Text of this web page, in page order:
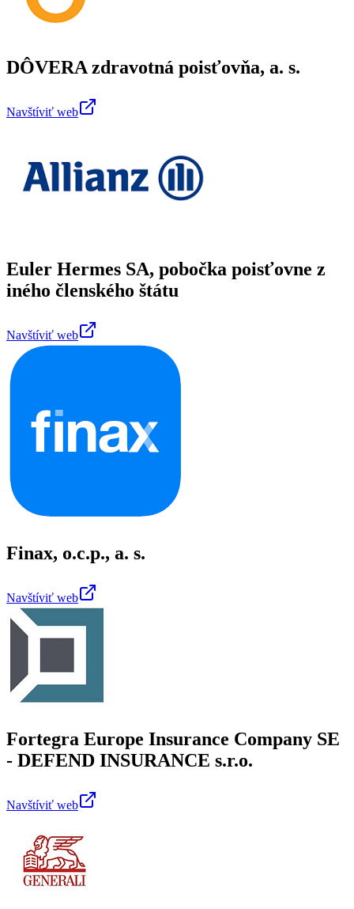
DÔVERA zdravotná poisťovňa, a. s.
Navštíviť web
Euler Hermes SA, pobočka poisťovne z
iného členského štátu
Navštíviť web
Finax, o.c.p., a. s.
Navštíviť web
Fortegra Europe Insurance Company SE
- DEFEND INSURANCE s.r.o.
Navštíviť web